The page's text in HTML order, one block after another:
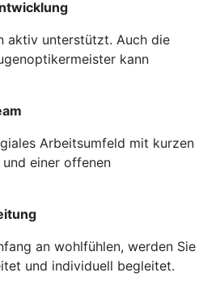
aktiv unterstützt. Auch die
kann
Arbeitsumfeld mit kurzen
einer offenen
an wohlfühlen, werden Sie
und individuell begleitet.